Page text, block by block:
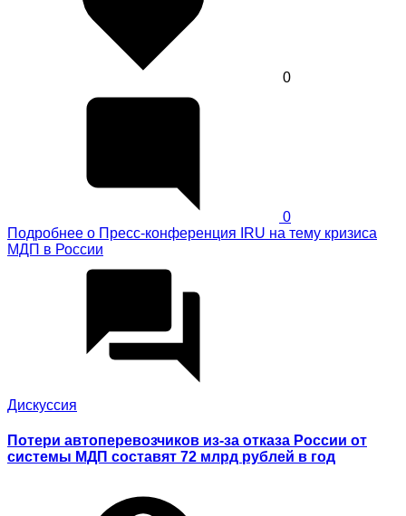
0
0
Подробнее о Пресс-конференция IRU на тему кризиса
МДП в России
Дискуссия
Потери автоперевозчиков из-за отказа России от
системы МДП составят 72 млрд рублей в год